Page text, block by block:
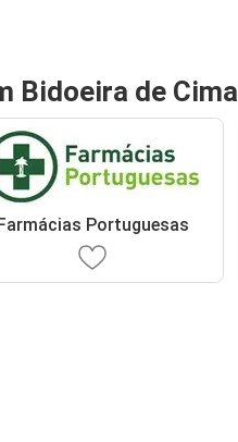
Bidoeira de Cima
Portuguesas